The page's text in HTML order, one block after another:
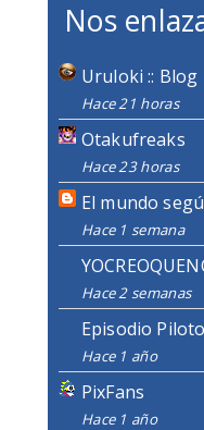
Nos
Uruloki :: Blog
Hace 21 horas
Otakufreaks
Hace 23 horas
El mundo
Hace 1 semana
Hace 2 semanas
Episodio Piloto
Hace 1 año
PixFans
Hace 1 año